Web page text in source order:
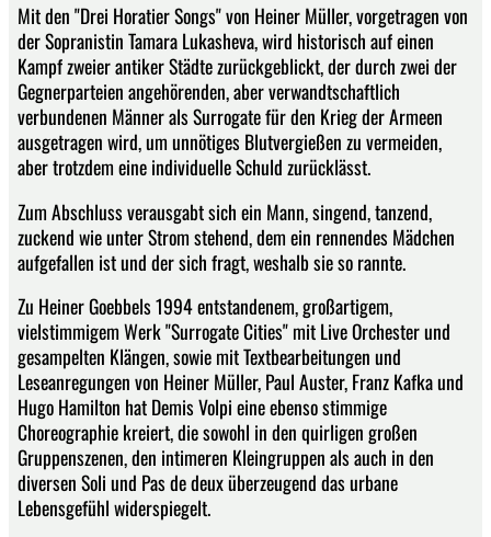
Mit den "Drei Horatier Songs" von Heiner Müller, vorgetragen von
der Sopranistin Tamara Lukasheva, wird historisch auf einen
Kampf zweier antiker Städte zurückgeblickt, der durch zwei der
Gegnerparteien angehörenden, aber verwandtschaftlich
verbundenen Männer als Surrogate für den Krieg der Armeen
ausgetragen wird, um unnötiges Blutvergießen zu vermeiden,
aber trotzdem eine individuelle Schuld zurücklässt.
Zum Abschluss verausgabt sich ein Mann, singend, tanzend,
zuckend wie unter Strom stehend, dem ein rennendes Mädchen
aufgefallen ist und der sich fragt, weshalb sie so rannte.
Zu Heiner Goebbels 1994 entstandenem, großartigem,
vielstimmigem Werk "Surrogate Cities" mit Live Orchester und
gesampelten Klängen, sowie mit Textbearbeitungen und
Leseanregungen von Heiner Müller, Paul Auster, Franz Kafka und
Hugo Hamilton hat Demis Volpi eine ebenso stimmige
Choreographie kreiert, die sowohl in den quirligen großen
Gruppenszenen, den intimeren Kleingruppen als auch in den
diversen Soli und Pas de deux überzeugend das urbane
Lebensgefühl widerspiegelt.